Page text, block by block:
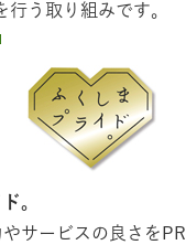
行う取り組みです。
。
サービスの良さを